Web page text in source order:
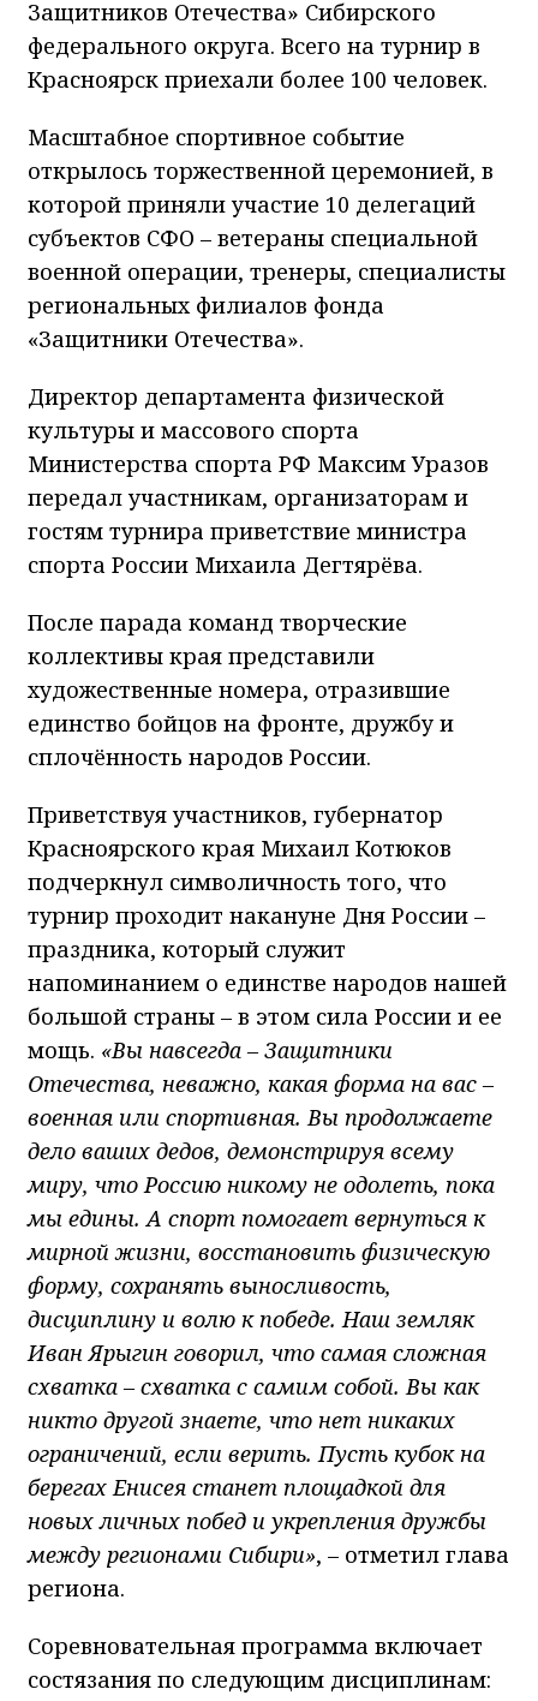
Защитников Отечества» Сибирского
федерального округа. Всего на турнир в
Красноярск приехали более 100 человек.
Масштабное спортивное событие
открылось торжественной церемонией, в
которой приняли участие 10 делегаций
субъектов СФО – ветераны специальной
военной операции, тренеры, специалисты
региональных филиалов фонда
«Защитники Отечества».
Директор департамента физической
культуры и массового спорта
Министерства спорта РФ Максим Уразов
передал участникам, организаторам и
гостям турнира приветствие министра
спорта России Михаила Дегтярёва.
После парада команд творческие
коллективы края представили
художественные номера, отразившие
единство бойцов на фронте, дружбу и
сплочённость народов России.
Приветствуя участников, губернатор
Красноярского края Михаил Котюков
подчеркнул символичность того, что
турнир проходит накануне Дня России –
праздника, который служит
напоминанием о единстве народов нашей
большой страны – в этом сила России и ее
мощь. «Вы навсегда – Защитники
Отечества, неважно, какая форма на вас –
военная или спортивная. Вы продолжаете
дело ваших дедов, демонстрируя всему
миру, что Россию никому не одолеть, пока
мы едины. А спорт помогает вернуться к
мирной жизни, восстановить физическую
форму, сохранять выносливость,
дисциплину и волю к победе. Наш земляк
Иван Ярыгин говорил, что самая сложная
схватка – схватка с самим собой. Вы как
никто другой знаете, что нет никаких
ограничений, если верить. Пусть кубок на
берегах Енисея станет площадкой для
новых личных побед и укрепления дружбы
между регионами Сибири», – отметил глава
региона.
Соревновательная программа включает
состязания по следующим дисциплинам: